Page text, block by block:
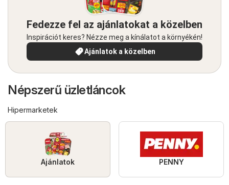
Fedezze fel az ajánlatokat a közelben
Inspirációt keres? Nézze meg a kínálatot a környékén!
Ajánlatok a közelben
Népszerű üzletláncok
Hipermarketek
Ajánlatok PENNY